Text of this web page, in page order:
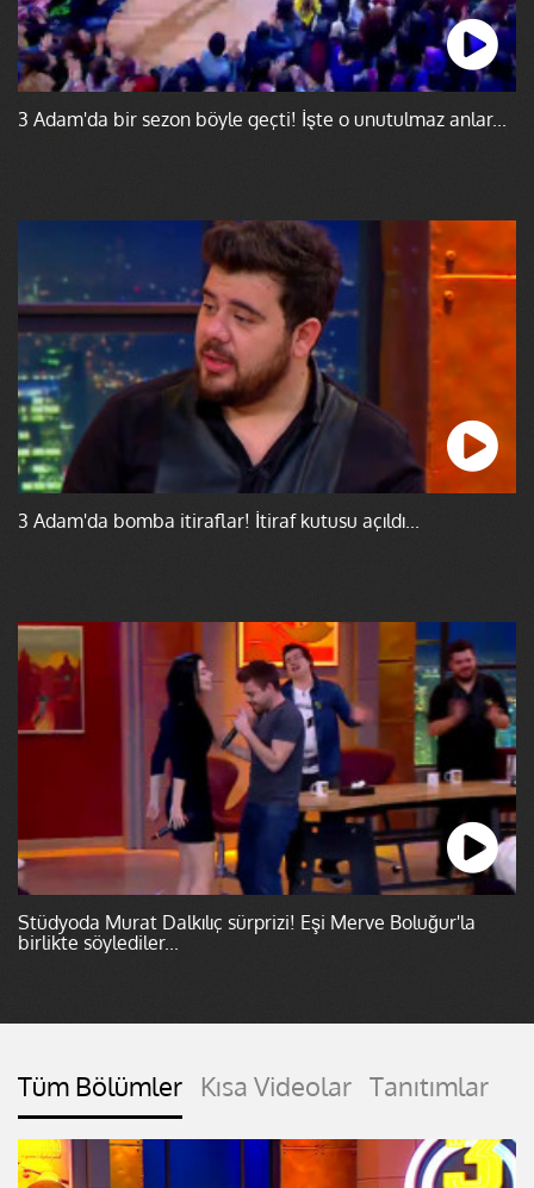
3 Adam'da bir sezon böyle geçti! İşte o unutulmaz anlar...
3 Adam'da bomba itiraflar! İtiraf kutusu açıldı...
Stüdyoda Murat Dalkılıç sürprizi! Eşi Merve Boluğur'la
birlikte söylediler...
Tüm Bölümler Kısa Videolar Tanıtımlar